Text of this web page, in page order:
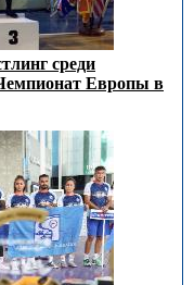
среди
Европы в